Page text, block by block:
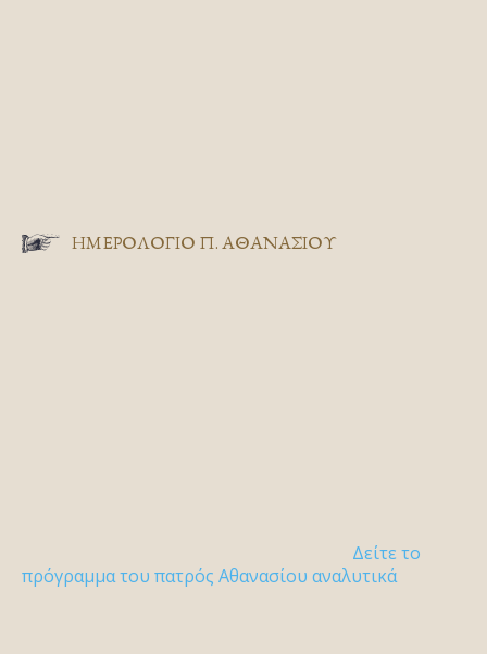
ΗΜΕΡΟΛΟΓΙΟ Π. ΑΘΑΝΑΣΙΟΥ
Δείτε το
πρόγραμμα του πατρός Αθανασίου αναλυτικά